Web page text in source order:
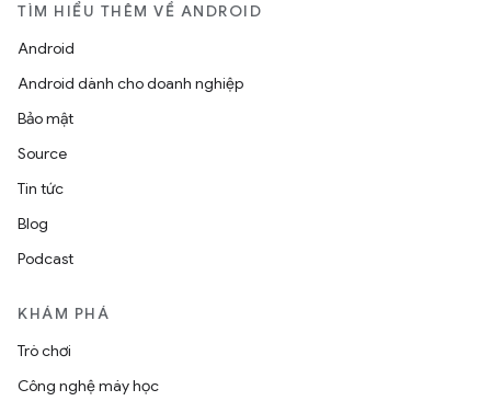
TÌM HIỂU THÊM VỀ ANDROID
Android
Android dành cho doanh nghiệp
Bảo mật
Source
Tin tức
Blog
Podcast
KHÁM PHÁ
Trò chơi
Công nghệ máy học